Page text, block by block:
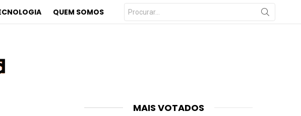
QUEM SOMOS
Procurar
por:
MAIS VOTADOS